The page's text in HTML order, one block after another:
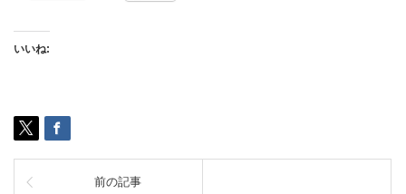
いいね:
前の記事